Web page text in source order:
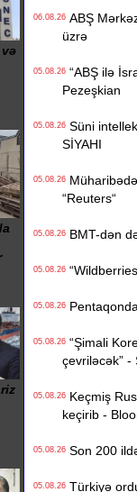
06.08.26ABŞ
üzrə
05.08.26“ABŞ ilə
Pezeşkian
05.08.26Süni
SİYAHI
05.08.26Müharibədə
“Reuters“
05.08.26BMT-dən
05.08.26
05.08.26
05.08.26“Şimali
çevriləcək” -
05.08.26Keçmiş
keçirib -
05.08.26Son 200 ildə
05.08.26Türkiyə